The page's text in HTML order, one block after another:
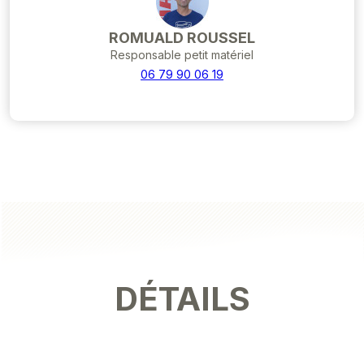
ROMUALD ROUSSEL
Responsable petit matériel
06 79 90 06 19
DÉTAILS